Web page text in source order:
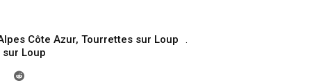
Côte Azur, Tourrettes sur Loup
Loup